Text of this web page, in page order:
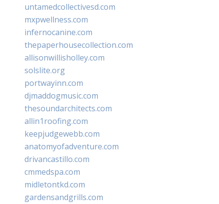
untamedcollectivesd.com
mxpwellness.com
infernocanine.com
thepaperhousecollection.com
allisonwillisholley.com
solslite.org
portwayinn.com
djmaddogmusic.com
thesoundarchitects.com
allin1roofing.com
keepjudgewebb.com
anatomyofadventure.com
drivancastillo.com
cmmedspa.com
midletontkd.com
gardensandgrills.com